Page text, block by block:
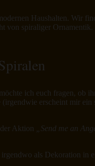
Haushalten. Wir
von spiraliger
ich euch fragen, ob
erscheint mir
Aktion
„Send me an
als Dekoration in